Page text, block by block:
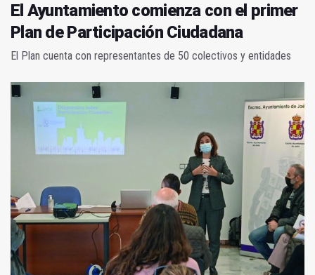
El Ayuntamiento comienza con el primer
Plan de Participación Ciudadana
El Plan cuenta con representantes de 50 colectivos y entidades